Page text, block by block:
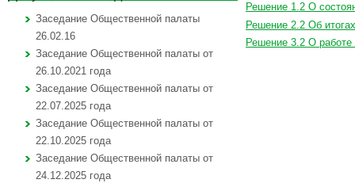
Заседание Общественной палаты
26.02.16
Заседание Общественной палаты от
26.10.2021 года
Заседание Общественной палаты от
22.07.2025 года
Заседание Общественной палаты от
22.10.2025 года
Заседание Общественной палаты от
24.12.2025 года
Решение 1.2 О
Решение 2.2 Об
Решение 3.2 О